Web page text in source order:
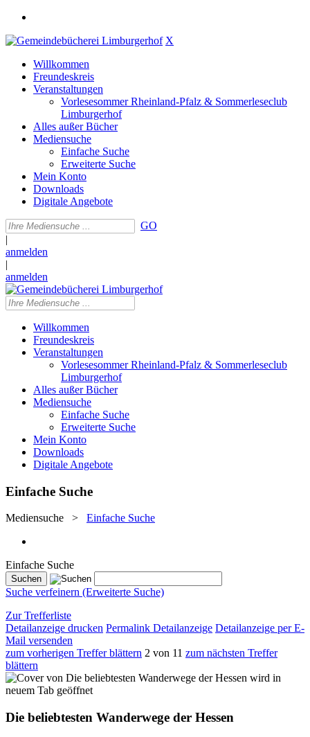
X
Willkommen
Freundeskreis
Veranstaltungen
Vorlesesommer Rheinland-Pfalz & Sommerleseclub
Limburgerhof
Alles außer Bücher
Mediensuche
Einfache Suche
Erweiterte Suche
Mein Konto
Downloads
Digitale Angebote
GO
|
anmelden
|
anmelden
Willkommen
Freundeskreis
Veranstaltungen
Vorlesesommer Rheinland-Pfalz & Sommerleseclub
Limburgerhof
Alles außer Bücher
Mediensuche
Einfache Suche
Erweiterte Suche
Mein Konto
Downloads
Digitale Angebote
Einfache Suche
Mediensuche > Einfache Suche
Einfache Suche
Suche verfeinern (Erweiterte Suche)
Zur Trefferliste
Detailanzeige drucken Permalink Detailanzeige Detailanzeige per E-
Mail versenden
zum vorherigen Treffer blättern 2 von 11 zum nächsten Treffer
blättern
wird in
neuem Tab geöffnet
Die beliebtesten Wanderwege der Hessen